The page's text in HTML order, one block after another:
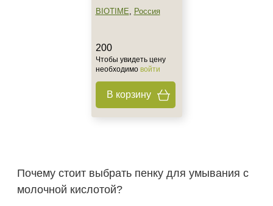
BIOTIME, Россия
200
Чтобы увидеть цену
необходимо войти
В корзину
Почему стоит выбрать пенку для умывания с
молочной кислотой?